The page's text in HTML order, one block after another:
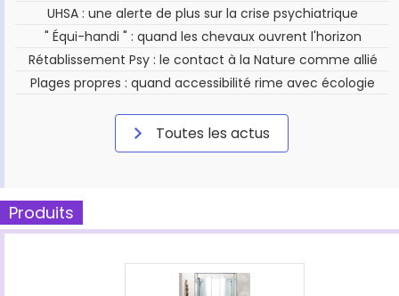
UHSA : une alerte de plus sur la crise psychiatrique
" Équi-handi " : quand les chevaux ouvrent l'horizon
Rétablissement Psy : le contact à la Nature comme allié
Plages propres : quand accessibilité rime avec écologie
Toutes les actus
Produits